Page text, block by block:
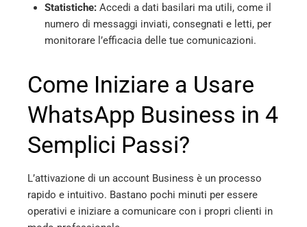
Statistiche: Accedi a dati basilari ma utili, come il
numero di messaggi inviati, consegnati e letti, per
monitorare l’efficacia delle tue comunicazioni.
Come Iniziare a Usare
WhatsApp Business in 4
Semplici Passi?
L’attivazione di un account Business è un processo
rapido e intuitivo. Bastano pochi minuti per essere
operativi e iniziare a comunicare con i propri clienti in